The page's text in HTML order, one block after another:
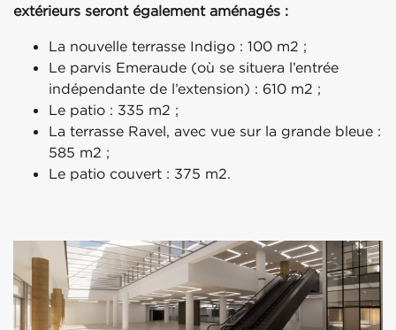
extérieurs seront également aménagés :
La nouvelle terrasse Indigo : 100 m2 ;
Le parvis Emeraude (où se situera l’entrée
indépendante de l’extension) : 610 m2 ;
Le patio : 335 m2 ;
La terrasse Ravel, avec vue sur la grande bleue :
585 m2 ;
Le patio couvert : 375 m2.